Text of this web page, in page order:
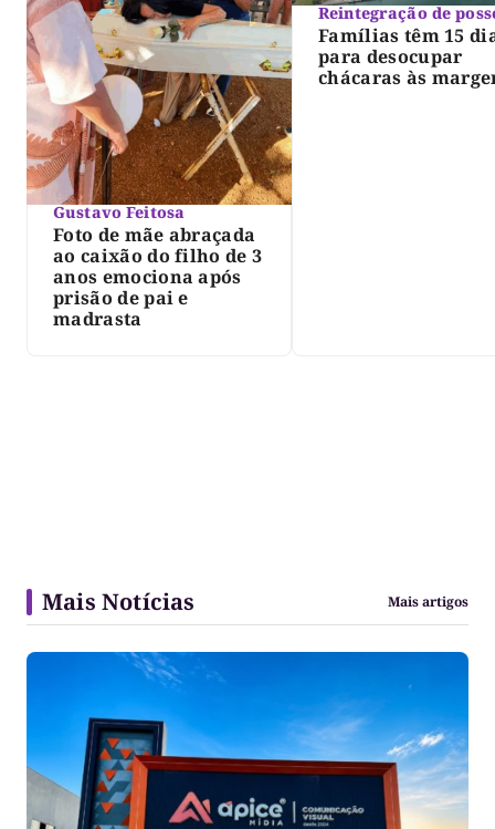
Gustavo Feitosa
Foto de mãe abraçada
ao caixão do filho de 3
anos emociona após
prisão de pai e
madrasta
Reintegração de
Famílias têm 15
para desocupar
chácaras às
Mais Notícias Mais artigos